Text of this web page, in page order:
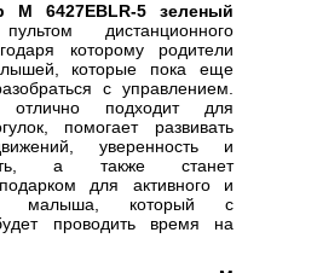
M 6427EBLR-5 зеленый
дистанционного
которому родители
которые пока еще
с управлением.
подходит для
помогает развивать
уверенность и
а также станет
для активного и
малыша, который с
проводить время на